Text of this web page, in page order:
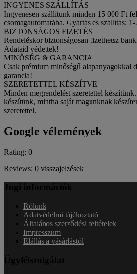
INGYENES SZÁLLÍTÁS
Ingyenesen szállítunk minden 15 000 Ft
csomagautomatába. Gyártás és szállítás:
BIZTONSÁGOS FIZETÉS
Rendeléskor biztonságosan fizethetsz
Adataid védettek!
MINŐSÉG & GARANCIA
Csak prémium minőségű alapanyagokkal
garancia!
SZERETETTEL KÉSZÍTVE
Minden megrendelést szeretettel
készítünk, mintha saját magunknak
szeretettel.
Google vélemények
Rating: 0
Reviews: 0 visszajelzések
Jogi információk
Rólunk
Adatvédelmi tájékoztató
Általános szerződési feltételek
Impresszum
Elállás a vásárlástól
Ügyfélszolgálat